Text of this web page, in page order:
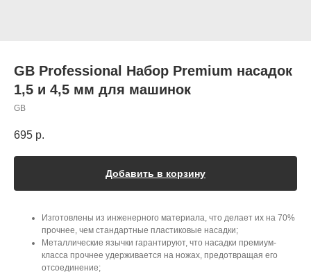
GB Professional Набор Premium насадок
1,5 и 4,5 мм для машинок
GB
695 р.
Добавить в корзину
Изготовлены из инженерного материала, что делает их на 70%
прочнее, чем стандартные пластиковые насадки;
Металлические язычки гарантируют, что насадки премиум-
класса прочнее удерживается на ножах, предотвращая его
отсоединение;